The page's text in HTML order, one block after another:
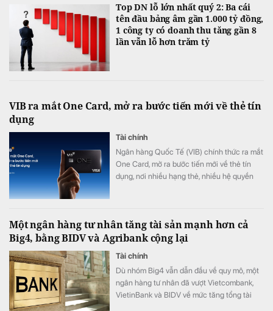
Top DN lỗ lớn nhất quý 2: Ba cái
tên đầu bảng âm gần 1.000 tỷ đồng,
1 công ty có doanh thu tăng gần 8
lần vẫn lỗ hơn trăm tỷ
VIB ra mắt One Card, mở ra bước tiến mới về thẻ tín
dụng
Tài chính
Ngân hàng Quốc Tế (VIB) chính thức ra mắt
One Card, mở ra bước tiến mới về thẻ tín
dụng, nơi nhiều hạng thẻ, nhiều hệ quyền
Một ngân hàng tư nhân tăng tài sản mạnh hơn cả
Big4, bằng BIDV và Agribank cộng lại
Tài chính
Dù nhóm Big4 vẫn dẫn đầu về quy mô, một
ngân hàng tư nhân đã vượt Vietcombank,
VietinBank và BIDV về mức tăng tổng tài